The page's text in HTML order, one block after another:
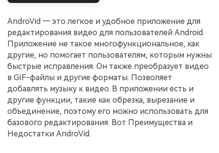
AndroVid — это легкое и удобное приложение для
редактирования видео для пользователей Android.
Приложение не такое многофункциональное, как
другие, но помогает пользователям, которым нужны
быстрые исправления. Он также преобразует видео
в GIF-файлы и другие форматы. Позволяет
добавлять музыку к видео. В приложении есть и
другие функции, такие как обрезка, вырезание и
объединение, поэтому его можно использовать для
базового редактирования. Вот Преимущества и
Недостатки AndroVid.